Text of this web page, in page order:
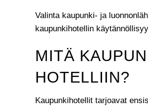
Valinta kaupunki- ja
kaupunkihotellin
MITÄ
HOTELLIIN?
Kaupunkihotellit tarjoavat